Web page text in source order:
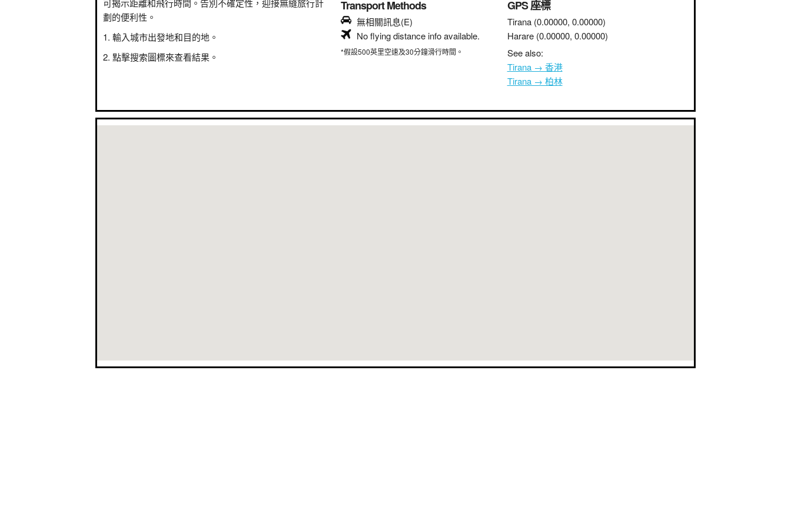
可揭示距離和飛行時間。告別不確定性，迎接無縫旅行計
劃的便利性。
輸入城市出發地和目的地。
點擊搜索圖標來查看結果。
Transport Methods
無相關訊息(E)
No flying distance info available.
*假設500英里空速及30分鐘滑行時間。
GPS 座標
Tirana (0.00000, 0.00000)
Harare (0.00000, 0.00000)
See also:
Tirana → 香港
Tirana → 柏林